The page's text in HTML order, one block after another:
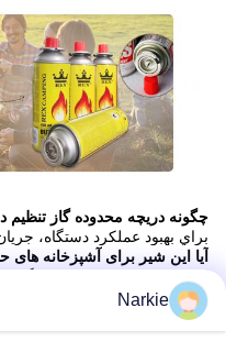
چگونه دریچه محدوده گاز
براي بهبود عملکرد دستگاه،
آیا این شیر برای آشپزخانه
مناسب است.
چي باعث ميشه که اين دریچه
اين دستگاه از طراحي محکم
Narkie